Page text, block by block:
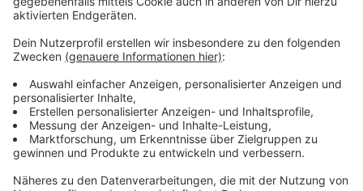
Jahren.
Anzeige
Weitere Infos und Links zum Thema:
Anzeige
Hier informiert die Stadt